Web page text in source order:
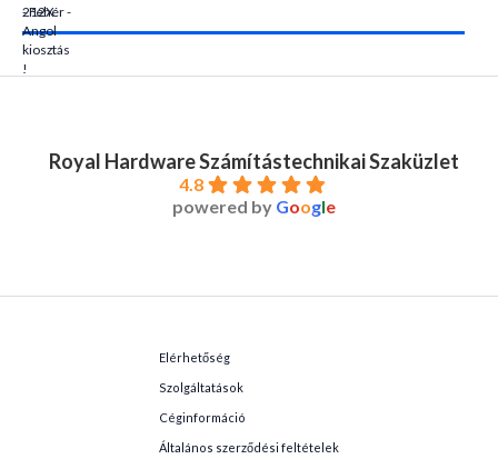
Royal Hardware Számítástechnikai Szaküzlet
4.8
powered by Google
Elérhetőség
Szolgáltatások
Céginformáció
Általános szerződési feltételek